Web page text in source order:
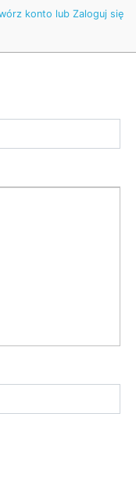
konto lub Zaloguj się